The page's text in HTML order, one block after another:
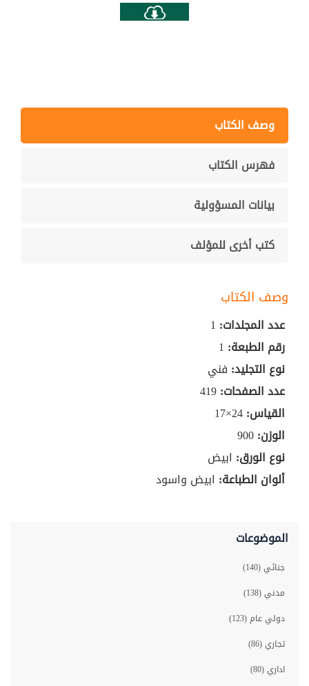
وصف الكتاب
فهرس الكتاب
بيانات المسؤولية
كتب أخرى للمؤلف
وصف الكتاب
عدد المجلدات: 1
رقم الطبعة: 1
نوع التجليد: فني
عدد الصفحات:419
القياس:24×17
الوزن:900
نوع الورق: ابيض
ألوان الطباعة: ابيض واسود
الموضوعات
جنائي (140)
مدني (138)
دولي عام (123)
تجاري (86)
اداري (80)